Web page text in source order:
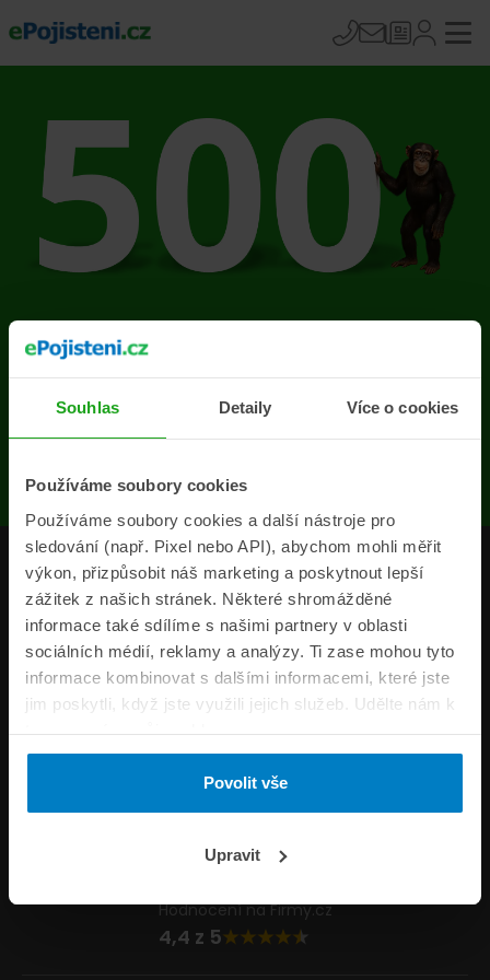
Souhlas Detaily Více o cookies
Používáme soubory cookies
Používáme soubory cookies a další nástroje pro
sledování (např. Pixel nebo API), abychom mohli měřit
výkon, přizpůsobit náš marketing a poskytnout lepší
zážitek z našich stránek. Některé shromážděné
informace také sdílíme s našimi partnery v oblasti
sociálních médií, reklamy a analýzy. Ti zase mohou tyto
informace kombinovat s dalšími informacemi, které jste
jim poskytli, když jste využili jejich služeb. Udělte nám k
tomu prosím svůj souhlas.
Povolit vše
Upravit
Na stránce se vyskytla
chyba
Produkty
Pojišťovny
Informace
ePojisteni.cz
Formuláře
Napište nám
Hodnocení na Firmy.cz
4,4 z 5